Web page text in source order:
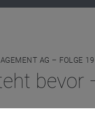
AG – FOLGE 19